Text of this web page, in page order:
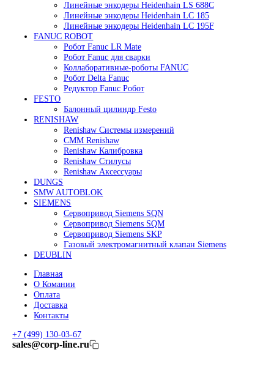
FANUC
Контроллеры Fanuc
Сервоуселители Fanuc
Энкодеры Fanuc
Fanuc PCB Плата
Серводвигатели Fanuc
MITSUBISHI ELECTRIC
Сервоприводы Mitsubishi
HEIDENHAIN
Линейные энкодеры Heidenhain LS 628C
Линейные энкодеры Heidenhain LS 688C
Линейные энкодеры Heidenhain LC 185
Линейные энкодеры Heidenhain LC 195F
FANUC ROBOT
Робот Fanuc для сварки
Коллаборативные-роботы FANUC
Робот Delta Fanuc
Редуктор Fanuc Робот
FESTO
CMM Renishaw
DUNGS
SMW AUTOBLOK